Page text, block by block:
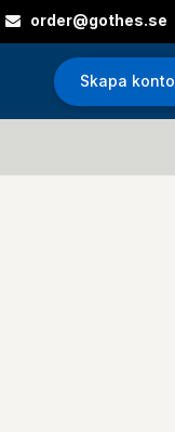
order@gothes.se
Skapa konto